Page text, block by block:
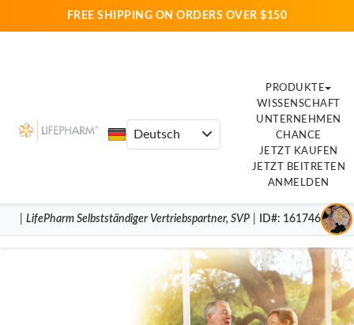
FREE SHIPPING ON ORDERS OVER $150
PRODUKTE
WISSENSCHAFT
UNTERNEHMEN
CHANCE
JETZT KAUFEN
JETZT BEITRETEN
ANMELDEN
|LifePharmSelbstständiger Vertriebspartner,SVP ID#: 16174604